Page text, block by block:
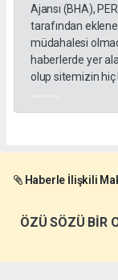
Ajansı (BHA),
tarafından
müdahalesi
haberlerde yer
olup sitemizin
Haberle İlişkili
ÖZÜ SÖZÜ BİR